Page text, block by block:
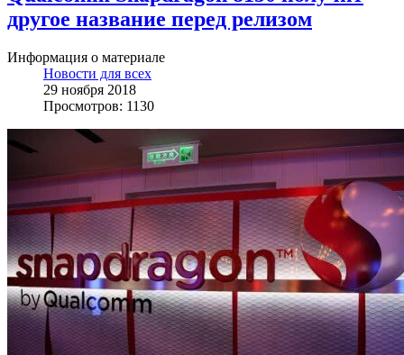
другое название перед релизом
Информация о материале
Новости для всех
29 ноября 2018
Просмотров: 1130